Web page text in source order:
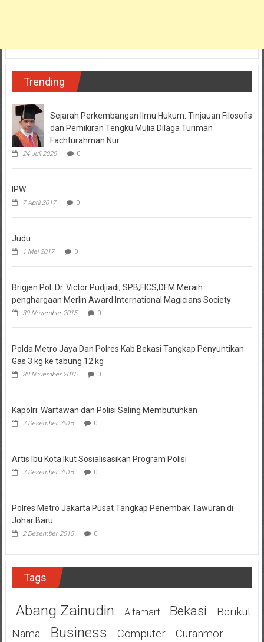
Trending
Sejarah Perkembangan Ilmu Hukum: Tinjauan Filosofis
dan Pemikiran Tengku Mulia Dilaga Turiman
Fachturahman Nur
24 Juli 2026 0
IPW :
7 April 2017 0
Judu
1 Mei 2017 0
Brigjen.Pol. Dr. Victor Pudjiadi, SPB,FICS,DFM Meraih
penghargaan Merlin Award International Magicians Society
30 November 2015 0
Polda Metro Jaya Dan Polres Kab Bekasi Tangkap Penyuntikan
Gas 3 kg ke tabung 12 kg
30 November 2015 0
Kapolri: Wartawan dan Polisi Saling Membutuhkan
2 Desember 2015 0
Artis Ibu Kota Ikut Sosialisasikan Program Polisi
2 Desember 2015 0
Polres Metro Jakarta Pusat Tangkap Penembak Tawuran di
Johar Baru
2 Desember 2015 0
Tags
Abang Zainudin Alfamart Bekasi
Berikut
Nama
Business Computer Curanmor